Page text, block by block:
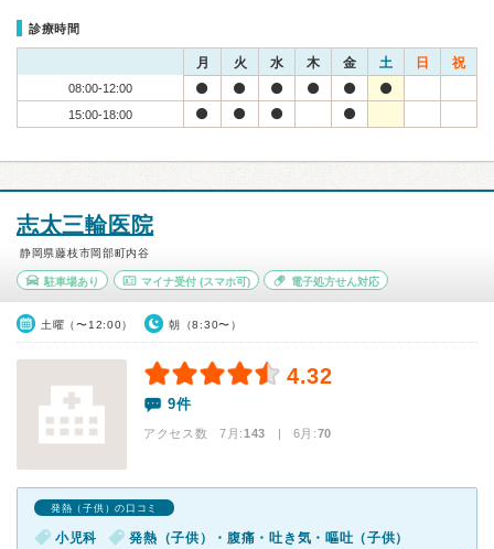
診療時間
月 火 水 木 金 土 日 祝
08:00-12:00
15:00-18:00
志太三輪医院
静岡県藤枝市岡部町内谷
駐車場あり マイナ受付(スマホ可) 電子処方せん対応
土曜（〜12:00） 朝（8:30〜）
4.32
9件
アクセス数 7月:143 | 6月:70
発熱（子供）の口コミ
小児科
発熱（子供）・腹痛・吐き気・嘔吐（子供）